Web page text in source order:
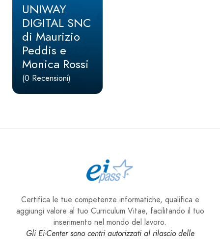
UNIWAY
DIGITAL SNC
di Maurizio
Peddis e
Monica Rossi
(0 Recensioni)
Certifica le tue competenze informatiche, qualifica e
aggiungi valore al tuo Curriculum Vitae, facilitando il tuo
inserimento nel mondo del lavoro.
Gli Ei-Center sono centri autorizzati al rilascio delle